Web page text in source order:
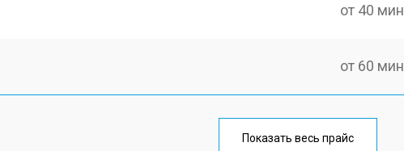
от 40 мин
от 60 мин
от 50 мин
Показать весь прайс